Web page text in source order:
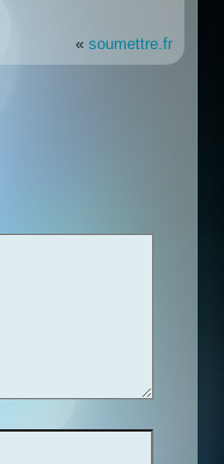
« soumettre.fr